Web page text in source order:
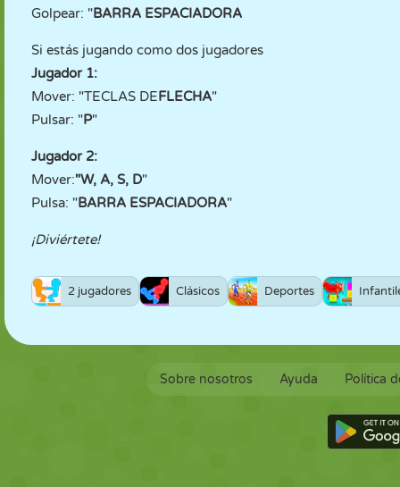
Golpear: "BARRA ESPACIADORA
Si estás jugando como dos jugadores
Jugador 1:
Mover: "TECLAS DEFLECHA"
Pulsar: "P"
Jugador 2:
Mover:"W, A, S, D"
Pulsa: "BARRA ESPACIADORA"
¡Diviértete!
2 jugadores Clásicos Deportes
Sobre nosotros Ayuda Política